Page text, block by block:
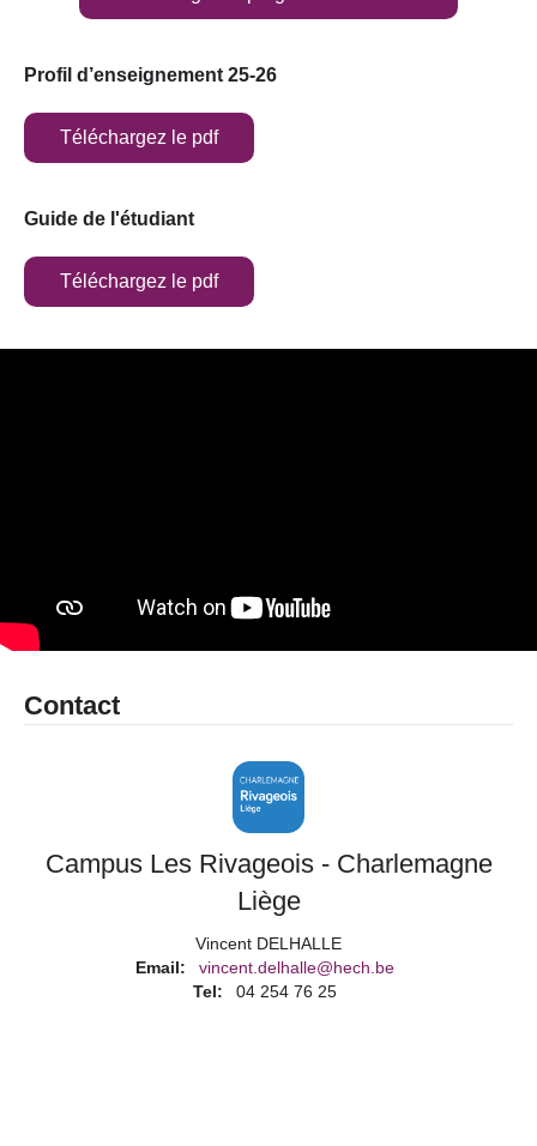
Profil d’enseignement 25-26
Téléchargez le pdf
Guide de l'étudiant
Téléchargez le pdf
Contact
Campus Les Rivageois - Charlemagne
Liège
Vincent DELHALLE
Email
vincent.delhalle@hech.be
Tel
04 254 76 25